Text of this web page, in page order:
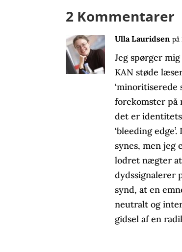
2 Kommentarer
Ulla Lauridsen på
Jeg spørger
KAN støde
‘minoritiserede
forekomster på
det er
‘bleeding
synes, men jeg
lodret nægter
dydssignalerer
synd, at en
neutralt og
gidsel af en